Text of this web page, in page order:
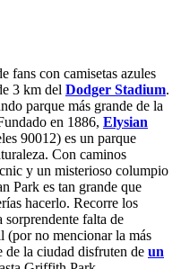
fans con camisetas azules
3 km del Dodger Stadium.
parque más grande de la
en 1886, Elysian
90012) es un parque
Con caminos
y un misterioso columpio
Park es tan grande que
hacerlo. Recorre los
falta de
(por no mencionar la más
de la ciudad disfruten de un